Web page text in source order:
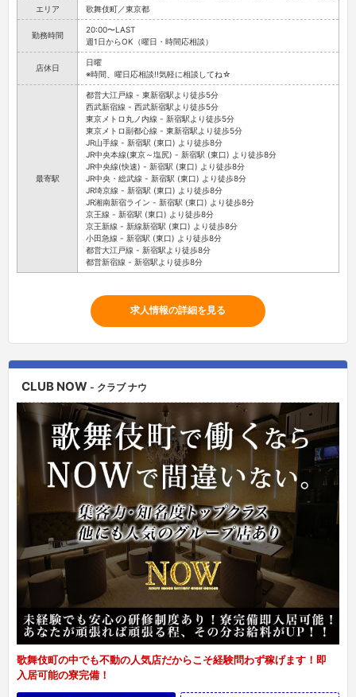
エリア 歌舞伎町／東京都
勤務時間
20:00〜LAST
週1日からOK（曜日・時間応相談）
店休日
日曜
※時間、曜日応相談!!気軽に相談してね☆
最寄駅
都営大江戸線 - 東新宿駅より徒歩5分
西武新宿線 - 西武新宿駅より徒歩5分
東京メトロ丸ノ内線 - 新宿駅より徒歩5分
東京メトロ副都心線 - 東新宿駅より徒歩5分
JR山手線 - 新宿駅 (東口) より徒歩8分
JR中央本線(東京～塩尻) - 新宿駅 (東口) より徒歩8分
JR中央線(快速) - 新宿駅 (東口) より徒歩8分
JR中央・総武線 - 新宿駅 (東口) より徒歩8分
JR埼京線 - 新宿駅 (東口) より徒歩8分
JR湘南新宿ライン - 新宿駅 (東口) より徒歩8分
京王線 - 新宿駅 (東口) より徒歩8分
京王新線 - 新線新宿駅 (東口) より徒歩8分
小田急線 - 新宿駅 (東口) より徒歩8分
都営大江戸線 - 新宿駅より徒歩8分
都営新宿線 - 新宿駅より徒歩8分
求人情報の詳細を見る
CLUB NOW - クラブ ナウ
歌舞伎町の中でも不動の人気店だからこそ経験問わず稼げます！即
入居可能の寮完備！